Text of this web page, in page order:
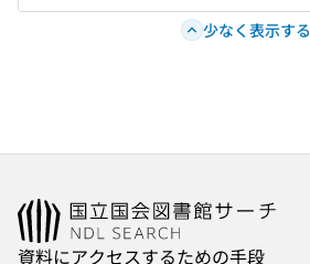
少なく表示する
資料にアクセスするための手段